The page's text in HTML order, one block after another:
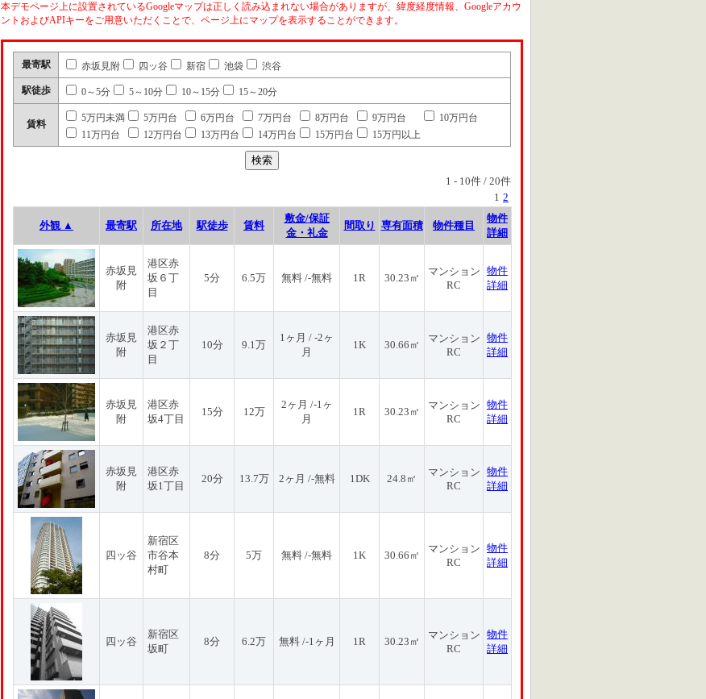
本デモページ上に設置されているGoogleマップは正しく読み込まれない場合がありますが、緯度経度情報、Googleアカウ
ントおよびAPIキーをご用意いただくことで、ページ上にマップを表示することができます。
最寄駅 赤坂見附 四ッ谷 新宿 池袋 渋谷
駅徒歩 0～5分 5～10分 10～15分 15～20分
賃料
5万円未満 5万円台 6万円台 7万円台 8万円台 9万円台
10万円台
11万円台
12万円台 13万円台 14万円台 15万円台 15万円以上
1 - 10件 / 20件
1 2
外観 ▲ 最寄駅 所在地 駅徒歩 賃料
敷金/保証
金・礼金
間取り 専有面積 物件種目
物件
詳細
赤坂見
附
港区赤
坂６丁
目
5分 6.5万 無料 /-無料 1R 30.23㎡
マンション
RC
物件
詳細
赤坂見
附
港区赤
坂２丁
目
10分 9.1万
1ヶ月 / -2ヶ
月
1K 30.66㎡
マンション
RC
物件
詳細
赤坂見
附
港区赤
坂4丁目
15分 12万
2ヶ月 /-1ヶ
月
1R 30.23㎡
マンション
RC
物件
詳細
赤坂見
附
港区赤
坂1丁目
20分 13.7万 2ヶ月 /-無料 1DK 24.8㎡
マンション
RC
物件
詳細
四ッ谷
新宿区
市谷本
村町
8分 5万 無料 /-無料 1K 30.66㎡
マンション
RC
物件
詳細
四ッ谷
新宿区
坂町
8分 6.2万 無料 /-1ヶ月 1R 30.23㎡
マンション
RC
物件
詳細